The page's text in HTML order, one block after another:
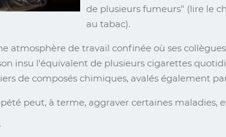
de plusieurs fumeurs" (lire le
au tabac).
atmosphère de travail confinée où ses
insu l'équivalent de plusieurs cigarettes
de composés chimiques, avalés également
peut, à terme, aggraver certaines maladies,